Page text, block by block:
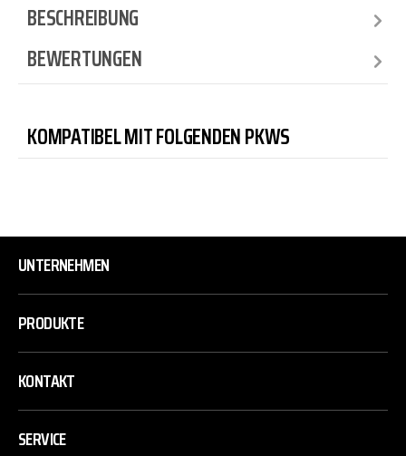
BESCHREIBUNG
BEWERTUNGEN
KOMPATIBEL MIT FOLGENDEN PKWS
UNTERNEHMEN
PRODUKTE
KONTAKT
SERVICE